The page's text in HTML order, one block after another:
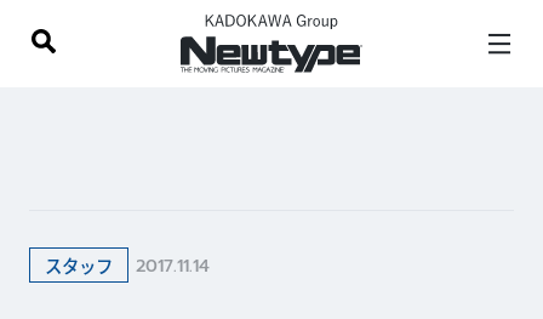
スタッフ 2017.11.14